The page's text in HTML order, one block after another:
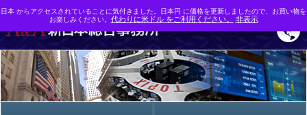
日本 からアクセスされていることに気付きました。日本円 に価格を更新しましたので、お買い物を
お楽しみください。 代わりに米ドル をご利用ください。 非表示